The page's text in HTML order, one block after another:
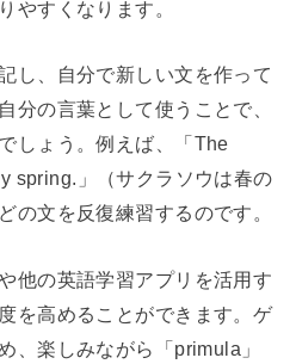
やすくなります。
し、自分で新しい文を作って
分の言葉として使うことで、
しょう。例えば、「The
spring.」（サクラソウは春の
の文を反復練習するのです。
他の英語学習アプリを活用す
を高めることができます。ゲ
、楽しみながら「primula」